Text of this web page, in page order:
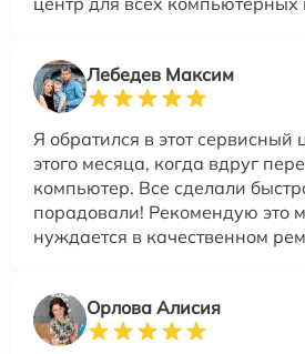
Лебедев Максим
Я обратился в этот сервисный
этого месяца, когда вдруг
компьютер. Все сделали
порадовали! Рекомендую это
нуждается в качественном
Орлова Алисия